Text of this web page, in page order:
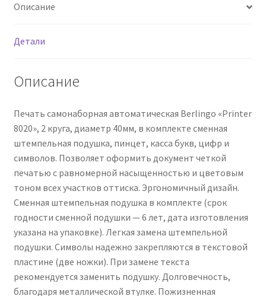
круга,
Описание
Детали
Описание
Печать самонаборная автоматическая Berlingo «Printer
8020», 2 круга, диаметр 40мм, в комплекте сменная
штемпельная подушка, пинцет, касса букв, цифр и
символов. Позволяет оформить документ четкой
печатью с равномерной насыщенностью и цветовым
тоном всех участков оттиска. Эргономичный дизайн.
Сменная штемпельная подушка в комплекте (срок
годности сменной подушки — 6 лет, дата изготовления
указана на упаковке). Легкая замена штемпельной
подушки. Символы надежно закрепляются в текстовой
пластине (две ножки). При замене текста
рекомендуется заменить подушку. Долговечность,
благодаря металлической втулке. Пожизненная